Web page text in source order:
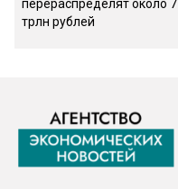
перераспределят около 7
трлн рублей